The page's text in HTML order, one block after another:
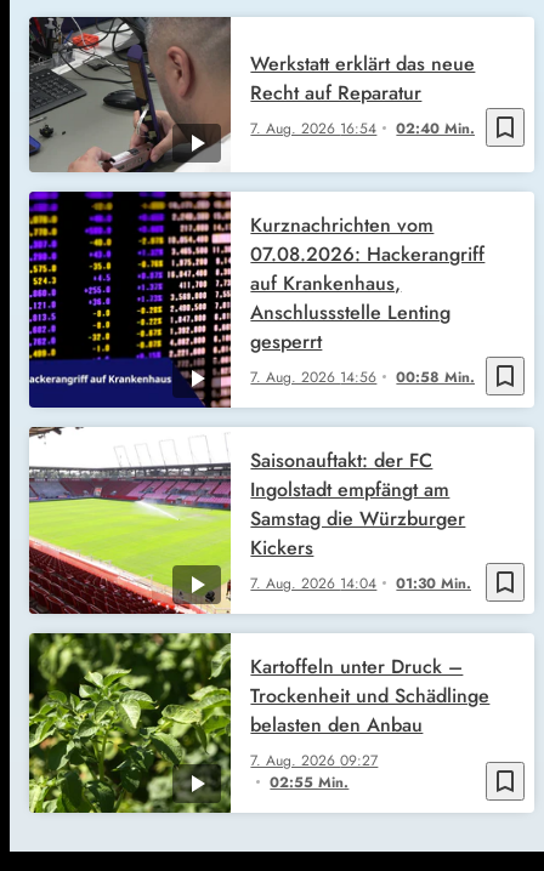
bookmark_border
7. Aug. 2026 16:54 02:40 Min.
Werkstatt erklärt das neue
Recht auf Reparatur
bookmark_border
7. Aug. 2026 14:56 00:58 Min.
Kurznachrichten vom
07.08.2026: Hackerangriff
auf Krankenhaus,
Anschlussstelle Lenting
gesperrt
bookmark_border
7. Aug. 2026 14:04 01:30 Min.
Saisonauftakt: der FC
Ingolstadt empfängt am
Samstag die Würzburger
Kickers
bookmark_border
7. Aug. 202609:27
02:55 Min.
Kartoffeln unter Druck –
Trockenheit und Schädlinge
belasten den Anbau